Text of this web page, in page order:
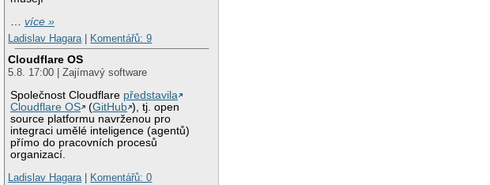
…více »
Ladislav Hagara| Komentářů: 9
Cloudflare OS
5.8. 17:00 | Zajímavý software
Společnost Cloudflare představila
Cloudflare OS
(GitHub ), tj. open
source platformu navrženou pro
integraci umělé inteligence (agentů)
přímo do pracovních procesů
organizací.
Ladislav Hagara| Komentářů: 0